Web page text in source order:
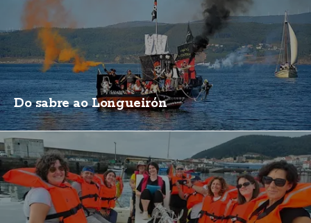
Do sabre ao Longueirón